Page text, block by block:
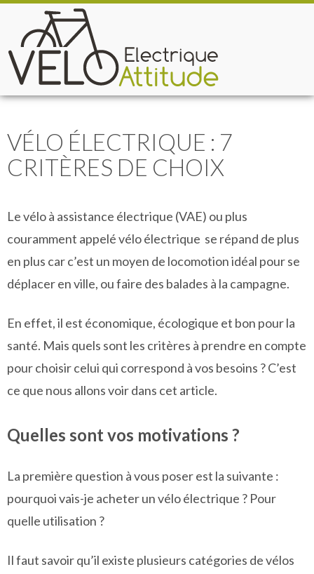
VÉLO ÉLECTRIQUE : 7
CRITÈRES DE CHOIX
Le vélo à assistance électrique (VAE) ou plus
couramment appelé vélo électrique se répand de plus
en plus car c’est un moyen de locomotion idéal pour se
déplacer en ville, ou faire des balades à la campagne.
En effet, il est économique, écologique et bon pour la
santé. Mais quels sont les critères à prendre en compte
pour choisir celui qui correspond à vos besoins ? C’est
ce que nous allons voir dans cet article.
Quelles sont vos motivations ?
La première question à vous poser est la suivante :
pourquoi vais-je acheter un vélo électrique ? Pour
quelle utilisation ?
Il faut savoir qu’il existe plusieurs catégories de vélos